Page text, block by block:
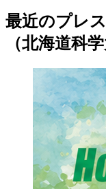
最近のプレ
（北海道科学